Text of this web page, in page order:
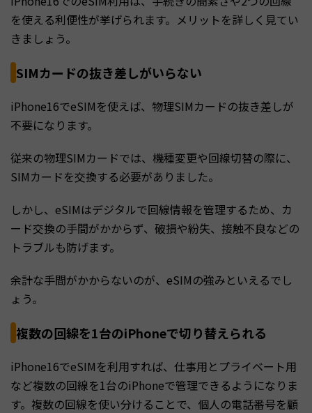
を使える利便性が挙げられます。メリットを詳しく見てい
きましょう。
SIMカードの抜き差しがいらない
iPhone16でeSIMを使えば、物理SIMカードの抜き差しが
不要になります。
従来の物理SIMカードでは、機種変更や回線切替の際に、
SIMカードを交換する必要がありました。
しかし、eSIMはデジタルで回線情報を管理するため、カ
ード交換の手間がかからず、破損や紛失、接触不良などの
トラブルも防げます。
余計な手間がかからないのが、eSIMの強みといえるでし
ょう。
複数の回線を1台のiPhoneで切り替えられる
iPhone16でeSIMを利用すれば、仕事用とプライベート用
など複数の回線を1台のiPhoneで管理できるようになりま
す。複数の回線を使い分けることで、個人の電話番号を顧